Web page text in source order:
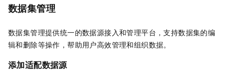
数据集管理
数据集管理提供统一的数据源接入和管理平台，支持数据集的编
辑和删除等操作，帮助用户高效管理和组织数据。
添加适配数据源